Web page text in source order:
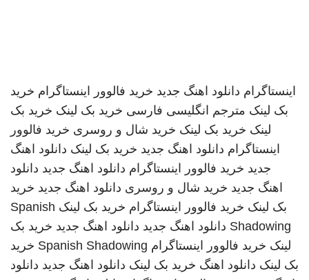
اینستاگرام دانلود اهنگ جدید خرید فالوور اینستاگرام خرید
بک لینک مترجم انگلیسی فارسی خرید بک لینک خرید بک
لینک خرید بک لینک خرید شال و روسری خرید فالوور
اینستاگرام دانلود اهنگ جدید خرید بک لینک دانلود اهنگ
جدید خرید فالوور اینستاگرام دانلود اهنگ جدید دانلود
اهنگ جدید خرید شال و روسری دانلود اهنگ جدید خرید
بک لینک خرید فالوور اینستاگرام خرید بک لینک Spanish
Shadowing دانلود اهنگ جدید دانلود اهنگ جدید خرید بک
لینک خرید فالوور اینستاگرام Spanish Shadowing خرید
بک لینک دانلود اهنگ خرید بک لینک دانلود اهنگ جدید دانلود